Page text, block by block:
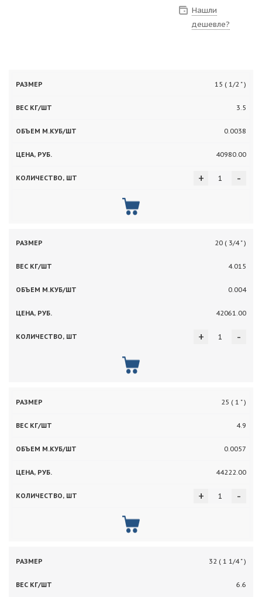
Нашли
дешевле?
15 ( 1/2 " )
3.5
0.0038
40980.00
-
+
20 ( 3/4 " )
4.015
0.004
42061.00
-
+
25 ( 1 " )
4.9
0.0057
44222.00
-
+
32 ( 1 1/4 " )
6.6